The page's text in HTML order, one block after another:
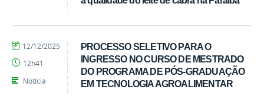
PROCESSO SELETIVO PARA O
INGRESSO NO CURSO DE MESTRADO
DO PROGRAMA DE PÓS-GRADUAÇÃO
EM TECNOLOGIA AGROALIMENTAR
por
publicado
12/12/2025
12h41
Notícia